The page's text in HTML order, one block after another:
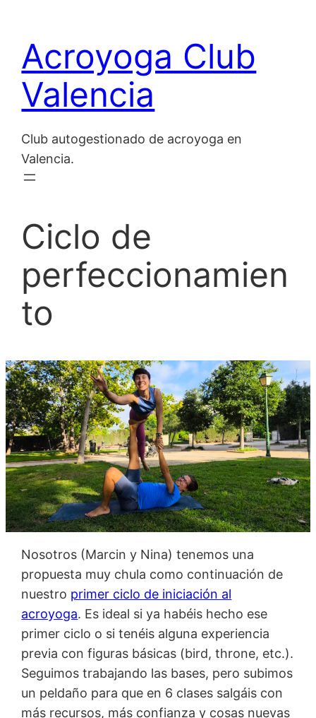
contenido
Acroyoga Club
Valencia
Club autogestionado de acroyoga en
Valencia.
Ciclo de
perfeccionamien
to
Nosotros (Marcin y Nina) tenemos una
propuesta muy chula como continuación de
nuestro primer ciclo de iniciación al
acroyoga. Es ideal si ya habéis hecho ese
primer ciclo o si tenéis alguna experiencia
previa con figuras básicas (bird, throne, etc.).
Seguimos trabajando las bases, pero subimos
un peldaño para que en 6 clases salgáis con
más recursos, más confianza y cosas nuevas